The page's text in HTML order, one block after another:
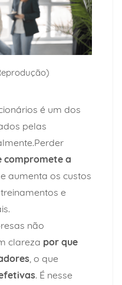
é um dos
pelas
Perder
compromete a
aumenta os custos
e
não
clareza por que
, o que
. É nesse